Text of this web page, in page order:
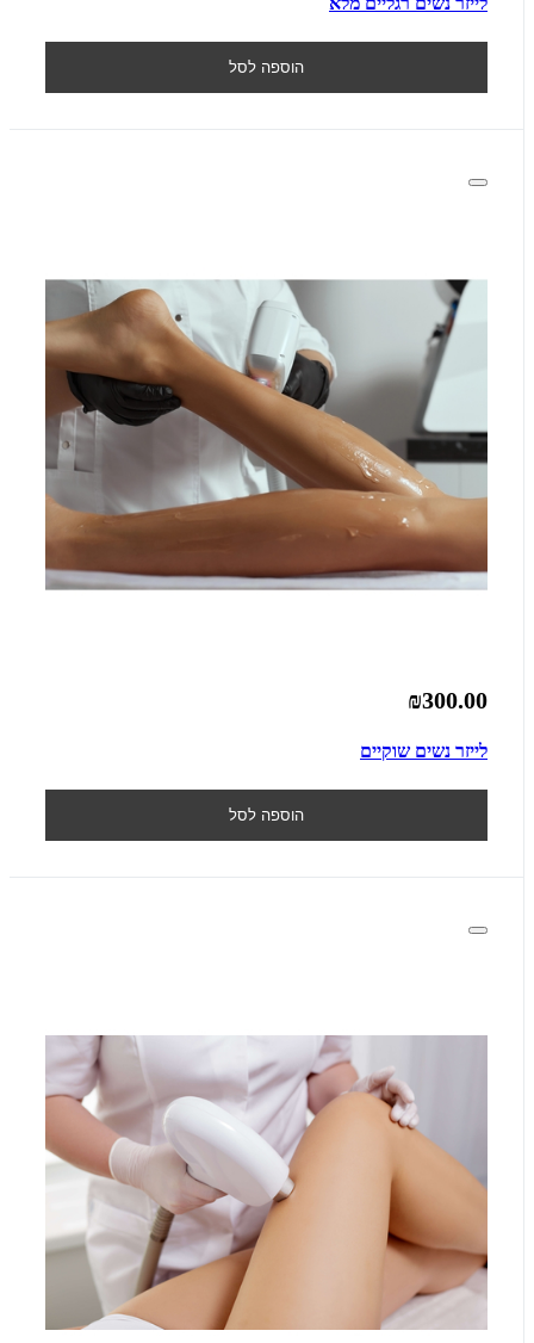
הוספה לסל
₪300.00
לייזר נשים שוקיים
הוספה לסל